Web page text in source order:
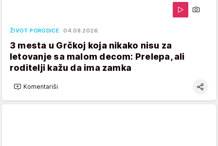
ŽIVOT PORODICE 04.08.2026.
3 mesta u Grčkoj koja nikako nisu za
letovanje sa malom decom: Prelepa, ali
roditelji kažu da ima zamka
Komentariši